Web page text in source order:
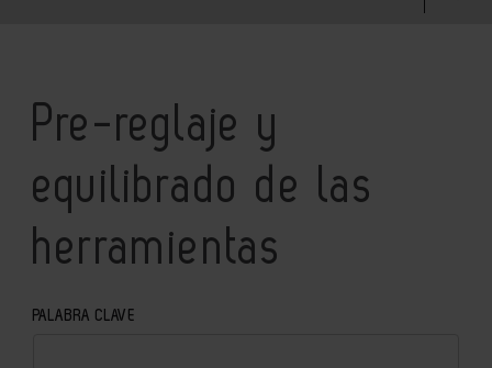
Pre-reglaje y
equilibrado de las
herramientas
PALABRA CLAVE